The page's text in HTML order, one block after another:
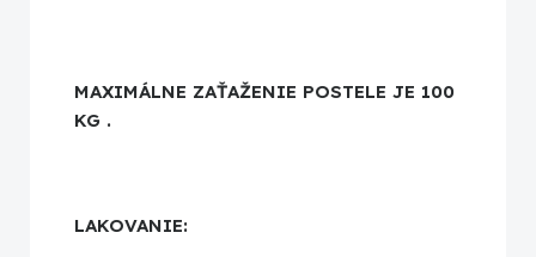
MAXIMÁLNE ZAŤAŽENIE POSTELE JE 100
KG .
LAKOVANIE: